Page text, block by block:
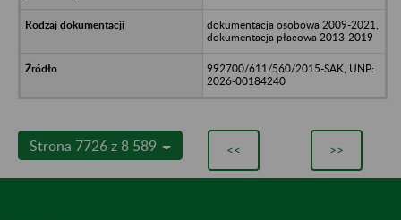
dokumentacja osobowa 2009-2021,
dokumentacja płacowa 2013-2019
992700/611/560/2015-SAK, UNP:
2026-00184240
Strona 7726 z 8 589 << >>